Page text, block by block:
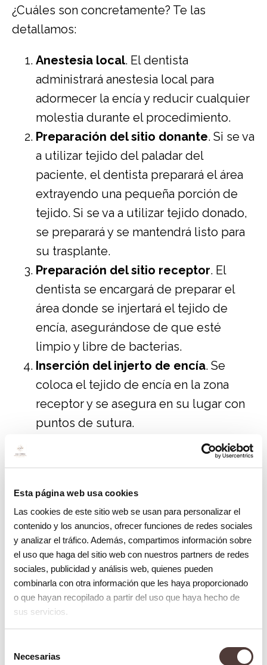
Esta página web usa cookies
Las cookies de este sitio web se usan para personalizar el
contenido y los anuncios, ofrecer funciones de redes sociales
y analizar el tráfico. Además, compartimos información sobre
el uso que haga del sitio web con nuestros partners de redes
sociales, publicidad y análisis web, quienes pueden
combinarla con otra información que les haya proporcionado
o que hayan recopilado a partir del uso que haya hecho de
sus servicios.
Necesarias
¿Cuáles son concretamente? Te las
detallamos:
Anestesia local. El dentista
administrará anestesia local para
adormecer la encía y reducir cualquier
molestia durante el procedimiento.
Preparación del sitio donante. Si se va
a utilizar tejido del paladar del
paciente, el dentista preparará el área
extrayendo una pequeña porción de
tejido. Si se va a utilizar tejido donado,
se preparará y se mantendrá listo para
su trasplante.
Preparación del sitio receptor. El
dentista se encargará de preparar el
área donde se injertará el tejido de
encía, asegurándose de que esté
limpio y libre de bacterias.
Inserción del injerto de encía. Se
coloca el tejido de encía en la zona
receptor y se asegura en su lugar con
puntos de sutura.
. El paciente
evolución del injerto y asegurarse de
que se esté curando adecuadamente.
Consejos para la recuperación en el
injerto de encía
Después de un injerto de encía, es
importante seguir las siguientes
recomendaciones para que la recuperación